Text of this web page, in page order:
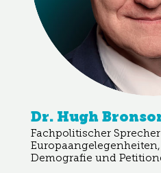
Dr. Hugh
Fachpolitischer
Demografie und